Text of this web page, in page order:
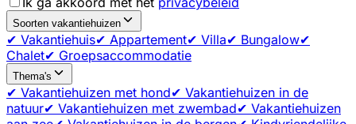
Soorten vakantiehuizen
✔ Vakantiehuis✔ Appartement✔ Villa✔ Bungalow✔
Chalet✔ Groepsaccommodatie
Thema's
✔ Vakantiehuizen met hond✔ Vakantiehuizen in de
natuur✔ Vakantiehuizen met zwembad✔ Vakantiehuizen